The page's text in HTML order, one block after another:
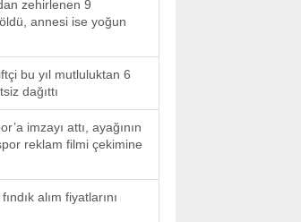
zehirlenen 9
annesi ise yoğun
bu yıl mutluluktan 6
dağıttı
imzayı attı, ayağının
reklam filmi çekimine
alım fiyatlarını